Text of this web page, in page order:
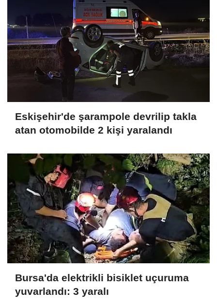
Eskişehir'de şarampole devrilip takla
atan otomobilde 2 kişi yaralandı
Bursa'da elektrikli bisiklet uçuruma
yuvarlandı: 3 yaralı